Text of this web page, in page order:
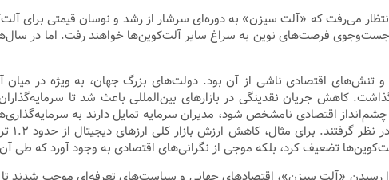
انتظار می‌رفت که «آلت سیزن» به دوره‌ای سرشار از رشد و نوسان قیمتی
تنش‌های اقتصادی ناشی از آن بود. دولت‌های بزرگ جهان، به ویژه در میان
کاهش جریان نقدینگی در بازارهای بین‌المللی باعث شد تا
اقتصادی نامشخص شود، مدیران سرمایه تمایل دارند به
تضعیف کرد، بلکه موجی از نگرانی‌های اقتصادی به وجود آورد که طی